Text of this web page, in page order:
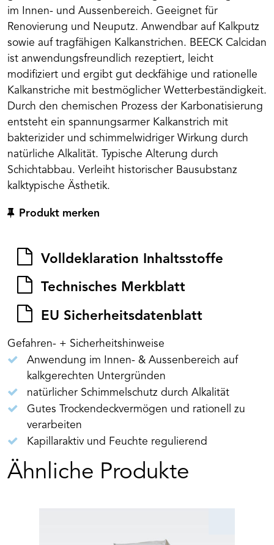
im Innen- und Aussenbereich. Geeignet für
Renovierung und Neuputz. Anwendbar auf Kalkputz
sowie auf tragfähigen Kalkanstrichen. BEECK Calcidan
ist anwendungsfreundlich rezeptiert, leicht
modifiziert und ergibt gut deckfähige und rationelle
Kalkanstriche mit bestmöglicher Wetterbeständigkeit.
Durch den chemischen Prozess der Karbonatisierung
entsteht ein spannungsarmer Kalkanstrich mit
bakterizider und schimmelwidriger Wirkung durch
natürliche Alkalität. Typische Alterung durch
Schichtabbau. Verleiht historischer Bausubstanz
kalktypische Ästhetik.
Produkt merken
Volldeklaration Inhaltsstoffe
Technisches Merkblatt
EU Sicherheitsdatenblatt
Gefahren- + Sicherheitshinweise
Anwendung im Innen- & Aussenbereich auf
kalkgerechten Untergründen
natürlicher Schimmelschutz durch Alkalität
Gutes Trockendeckvermögen und rationell zu
verarbeiten
Kapillaraktiv und Feuchte regulierend
Ähnliche Produkte